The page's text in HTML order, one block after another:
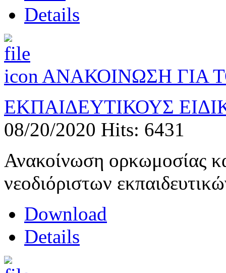
Details
ΑΝΑΚΟΙΝΩΣΗ ΓΙΑ
ΕΚΠΑΙΔΕΥΤΙΚΟΥΣ
08/20/2020 Hits: 6431
Ανακοίνωση ορκωμοσίας
νεοδιόριστων
Download
Details